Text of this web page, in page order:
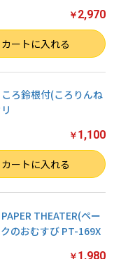
￥ 2,970
カートに入れる
ろ鈴根付(ころりんね
￥ 1,100
カートに入れる
THEATER(ペー
のおむすび PT-169X
￥ 1,980